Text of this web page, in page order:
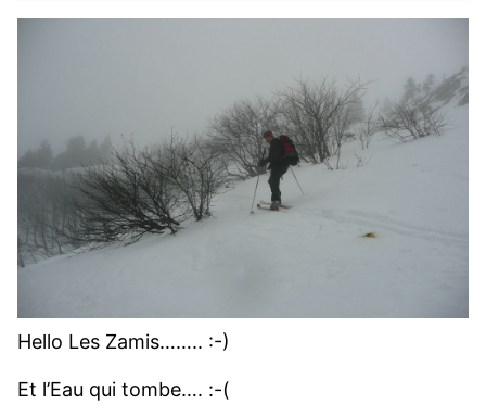
Hello Les Zamis…….. :-)
Et l’Eau qui tombe…. :-(